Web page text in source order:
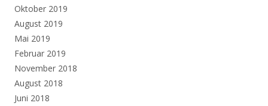
Oktober 2019
August 2019
Mai 2019
Februar 2019
November 2018
August 2018
Juni 2018